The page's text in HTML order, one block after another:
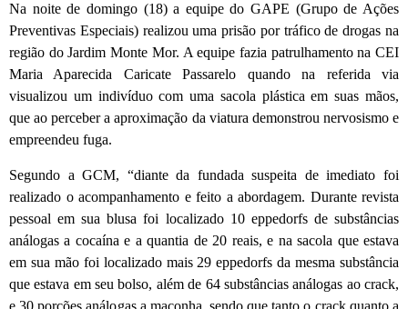
Na noite de domingo (18) a equipe do GAPE (Grupo de Ações
Preventivas Especiais) realizou uma prisão por tráfico de drogas na
região do Jardim Monte Mor. A equipe fazia patrulhamento na CEI
Maria Aparecida Caricate Passarelo quando na referida via
visualizou um indivíduo com uma sacola plástica em suas mãos,
que ao perceber a aproximação da viatura demonstrou nervosismo e
empreendeu fuga.
Segundo a GCM, “diante da fundada suspeita de imediato foi
realizado o acompanhamento e feito a abordagem. Durante revista
pessoal em sua blusa foi localizado 10 eppedorfs de substâncias
análogas a cocaína e a quantia de 20 reais, e na sacola que estava
em sua mão foi localizado mais 29 eppedorfs da mesma substância
que estava em seu bolso, além de 64 substâncias análogas ao crack,
e 30 porções análogas a maconha, sendo que tanto o crack quanto a